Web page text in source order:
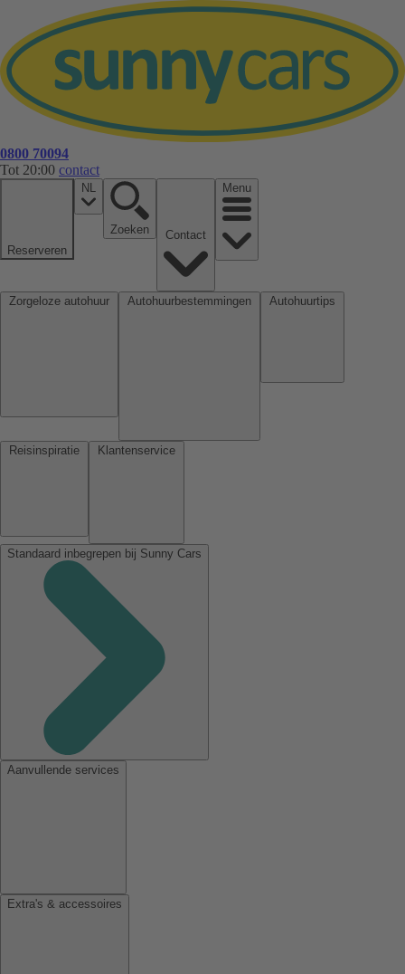
0800 70094
Tot 20:00 contact
Reserveren
NL
Zoeken
Menu
Standaard inbegrepen bij Sunny Cars
Aanvullende services
Extra's & accessoires